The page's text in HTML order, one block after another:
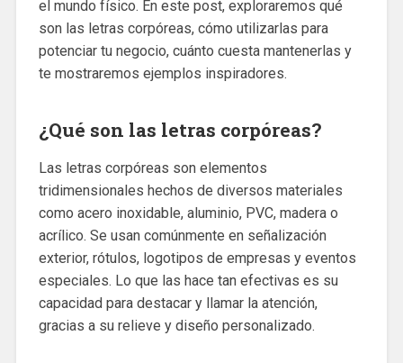
el mundo físico. En este post, exploraremos qué
son las letras corpóreas, cómo utilizarlas para
potenciar tu negocio, cuánto cuesta mantenerlas y
te mostraremos ejemplos inspiradores.
¿Qué son las letras corpóreas?
Las letras corpóreas son elementos
tridimensionales hechos de diversos materiales
como acero inoxidable, aluminio, PVC, madera o
acrílico. Se usan comúnmente en señalización
exterior, rótulos, logotipos de empresas y eventos
especiales. Lo que las hace tan efectivas es su
capacidad para destacar y llamar la atención,
gracias a su relieve y diseño personalizado.